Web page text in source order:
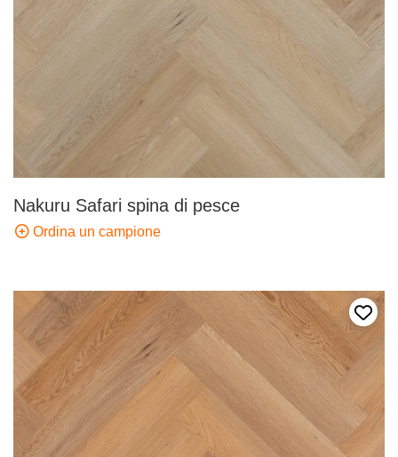
Nakuru Safari spina di pesce
Ordina un campione